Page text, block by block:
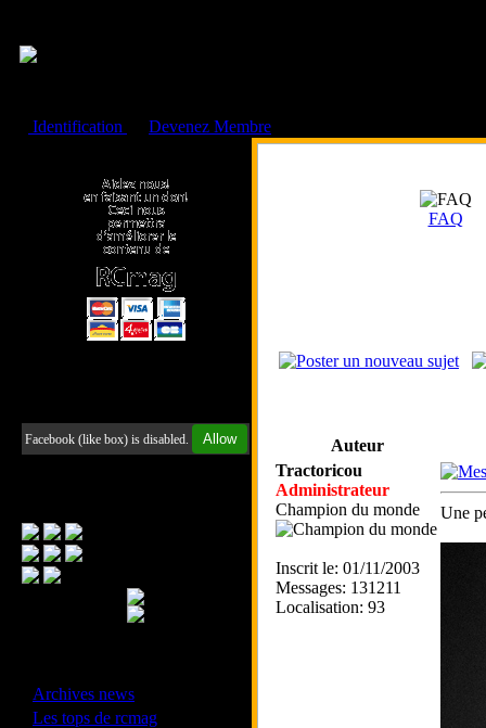
Identification
Devenez Membre
Facebook (like box) is disabled. Allow
Archives news
Les tops de rcmag
FAQ
Auteur
Tractoricou
Administrateur
Champion du monde
Inscrit le: 01/11/2003
Messages: 131211
Localisation: 93
Une